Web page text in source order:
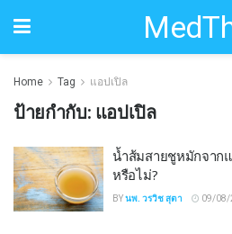
Home Tag แอปเปิล
ป้ายกำกับ: แอปเปิล
น้ำส้มสายชูหมักจาก
หรือไม่?
BYนพ. วรวิช สุตา 09/08/